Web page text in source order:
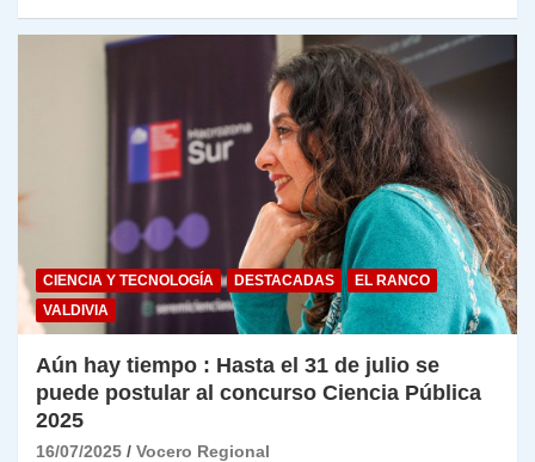
CIENCIA Y TECNOLOGÍA DESTACADAS
EL RANCO
VALDIVIA
Aún hay tiempo : Hasta el 31 de julio se
puede postular al concurso Ciencia Pública
2025
16/07/2025 Vocero Regional